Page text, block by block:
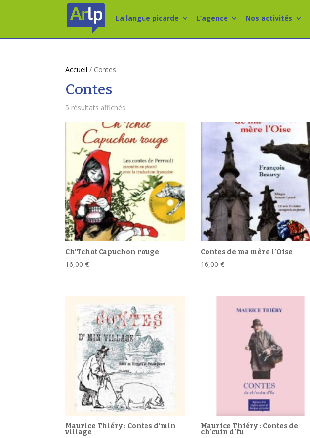
La langue picarde L’agence Nos activités
Accueil / Contes
Contes
5 résultats affichés
Ch’Tchot Capuchon rouge
16,00€
Contes de ma mère l’Oise
16,00€
Maurice Thiéry : Contes d’min
village
Maurice Thiéry : Contes de
ch’cuin d’fu